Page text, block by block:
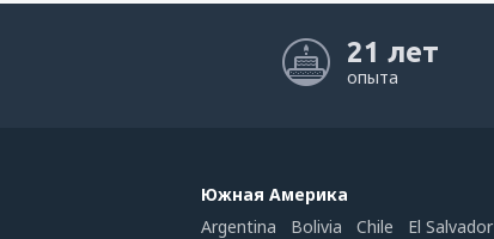
21 лет
опыта
Южная Америка
Argentina
Bolivia Chile El Salvador